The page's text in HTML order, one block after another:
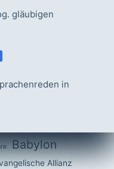
gläubigen
in
Babylon
Allianz